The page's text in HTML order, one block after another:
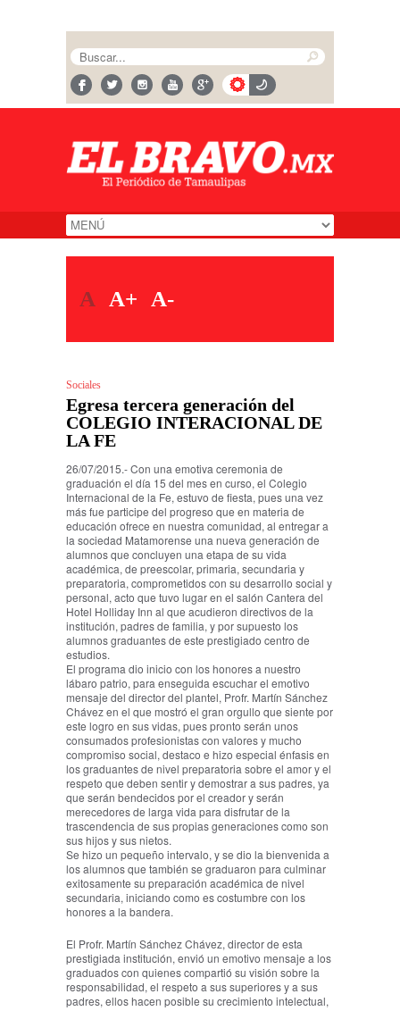
A A+ A-
Sociales
Egresa tercera generación del
COLEGIO INTERACIONAL DE
LA FE
26/07/2015.- Con una emotiva ceremonia de
graduación el día 15 del mes en curso, el Colegio
Internacional de la Fe, estuvo de fiesta, pues una vez
más fue participe del progreso que en materia de
educación ofrece en nuestra comunidad, al entregar a
la sociedad Matamorense una nueva generación de
alumnos que concluyen una etapa de su vida
académica, de preescolar, primaria, secundaria y
preparatoria, comprometidos con su desarrollo social y
personal, acto que tuvo lugar en el salón Cantera del
Hotel Holliday Inn al que acudieron directivos de la
institución, padres de familia, y por supuesto los
alumnos graduantes de este prestigiado centro de
estudios.
El programa dio inicio con los honores a nuestro
lábaro patrio, para enseguida escuchar el emotivo
mensaje del director del plantel, Profr. Martín Sánchez
Chávez en el que mostró el gran orgullo que siente por
este logro en sus vidas, pues pronto serán unos
consumados profesionistas con valores y mucho
compromiso social, destaco e hizo especial énfasis en
los graduantes de nivel preparatoria sobre el amor y el
respeto que deben sentir y demostrar a sus padres, ya
que serán bendecidos por el creador y serán
merecedores de larga vida para disfrutar de la
trascendencia de sus propias generaciones como son
sus hijos y sus nietos.
Se hizo un pequeño intervalo, y se dio la bienvenida a
los alumnos que también se graduaron para culminar
exitosamente su preparación académica de nivel
secundaria, iniciando como es costumbre con los
honores a la bandera.
El Profr. Martín Sánchez Chávez, director de esta
prestigiada institución, envió un emotivo mensaje a los
graduados con quienes compartió su visión sobre la
responsabilidad, el respeto a sus superiores y a sus
padres, ellos hacen posible su crecimiento intelectual,